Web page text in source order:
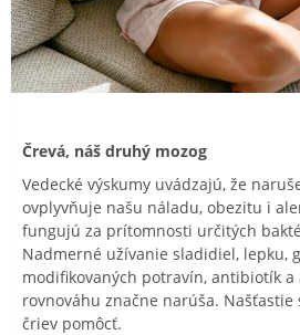
Črevá, náš druhý mozog
Vedecké výskumy uvádzajú, že
ovplyvňuje našu náladu, obezitu i
fungujú za prítomnosti určitých
Nadmerné užívanie sladidiel, lepku,
modifikovaných potravín, antibiotík a
rovnováhu značne narúša. Našťastie
čriev pomôcť.